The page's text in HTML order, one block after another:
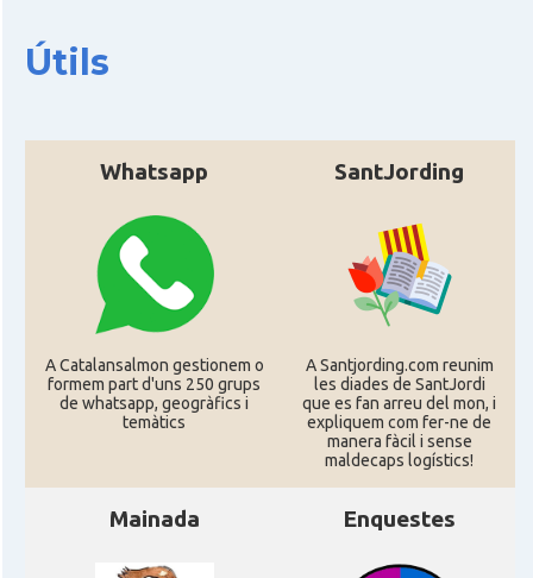
CAMON
Catalans a Glasgow -Escòcia -
Scotland
CAMON Catalans a GUERNSEY
CAMON CATALANS A GUILDFORD
CAMON Catalans a HEREFORD
Catalans a Ipswich
CAMON Catalans a KETTERING
Útils
Whatsapp
A Catalansalmon gestionem o
formem part d'uns 250 grups
de whatsapp, geogràfics i
temàtics
SantJording
A Santjording.com reunim
les diades de SantJordi
que es fan arreu del mon, i
expliquem com fer-ne de
manera fàcil i sense
maldecaps logí­stics!
Mainada Enquestes